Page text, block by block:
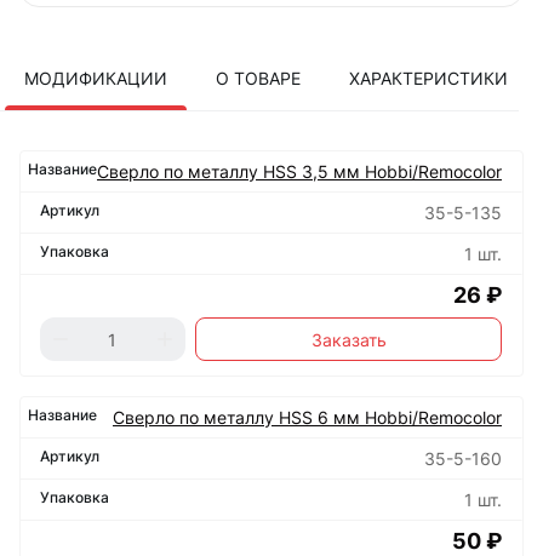
МОДИФИКАЦИИ О ТОВАРЕ ХАРАКТЕРИСТИКИ
Сверло по металлу HSS 3,5 мм Hobbi/Remocolor
35-5-135
1 шт.
26 ₽
Заказать
Сверло по металлу HSS 6 мм Hobbi/Remocolor
35-5-160
1 шт.
50 ₽